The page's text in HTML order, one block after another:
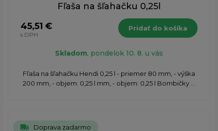
Fľaša na šľahačku 0,25l
45,51 €
s DPH
Pridať do košíka
Skladom, pondelok 10. 8. u vás
Fľaša na šľahačku Hendi 0,25 l - priemer 80 mm, - výška
200 mm, - objem: 0,25 l mm, - objem: 0,25 l Bombičky ...
Doprava zadarmo